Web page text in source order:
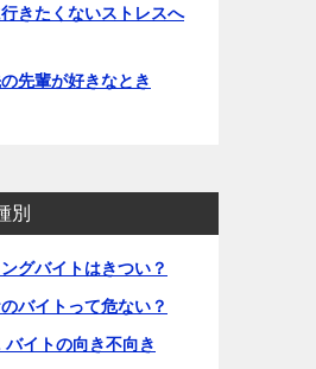
きたくないストレスへ
先輩が好きなとき
別
グバイトはきつい？
バイトって危ない？
バイトの向き不向き